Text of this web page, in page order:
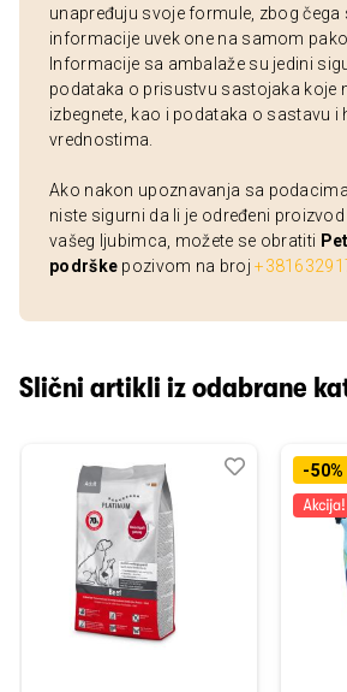
unapređuju svoje formule, zbog čega
informacije uvek one na samom
Informacije sa ambalaže su jedini
podataka o prisustvu sastojaka koje
izbegnete, kao i podataka o sastavu i
vrednostima.
Ako nakon upoznavanja sa
niste sigurni da li je određeni
vašeg ljubimca, možete se obratiti
podrške pozivom na broj
Slični artikli iz odabrane
Dodaj
Uporedi-50%